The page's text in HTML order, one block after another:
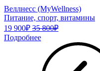
Веллнесс (MyWellness)
Питание, спорт, витамины
19 900₽ 35 800₽
Подробнее